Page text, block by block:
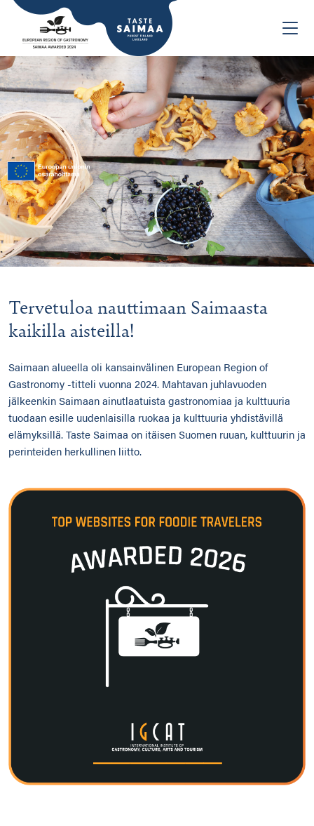
Tervetuloa nauttimaan Saimaasta
kaikilla aisteilla!
Saimaan alueella oli kansainvälinen European Region of
Gastronomy -titteli vuonna 2024. Mahtavan juhlavuoden
jälkeenkin Saimaan ainutlaatuista gastronomiaa ja kulttuuria
tuodaan esille uudenlaisilla ruokaa ja kulttuuria yhdistävillä
elämyksillä. Taste Saimaa on itäisen Suomen ruuan, kulttuurin ja
perinteiden herkullinen liitto.